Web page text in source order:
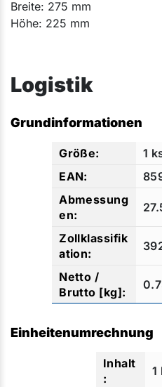
Breite: 275 mm
Höhe: 225 mm​​​​​​
Logistik
Grundinformationen
1
Einheitenumrechnung
1